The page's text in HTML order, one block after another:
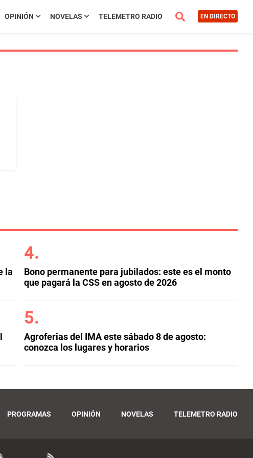
OPINIÓN NOVELAS TELEMETRO RADIO EN DIRECTO
la
Bono permanente para jubilados: este es el monto
que pagará la CSS en agosto de 2026
Agroferias del IMA este sábado 8 de agosto:
conozca los lugares y horarios
PROGRAMAS OPINIÓN NOVELAS TELEMETRO RADIO